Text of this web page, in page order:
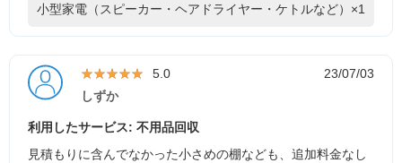
小型家電（スピーカー・ヘアドライヤー・ケトルなど）×1
★★★★★
★★★★★ 5.0
23/07/03
しずか
利用したサービス: 不用品回収
見積もりに含んでなかった小さめの棚なども、追加料金なし